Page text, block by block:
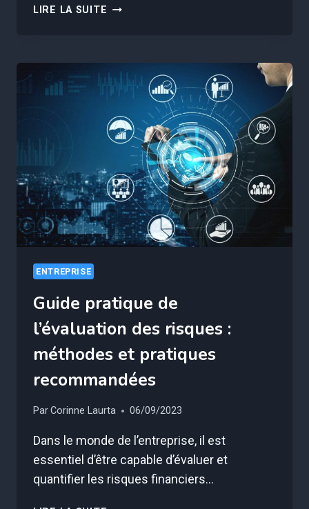
LIRE LA SUITE OPTIMISATION
GRÂCE
À
L’INTELLIGENCE
ARTIFICIELLE
ENTREPRISE
Guide pratique de
l’évaluation des risques :
méthodes et pratiques
recommandées
ParCorinne Laurta 06/09/2023
Dans le monde de l’entreprise, il est
essentiel d’être capable d’évaluer et
quantifier les risques financiers…